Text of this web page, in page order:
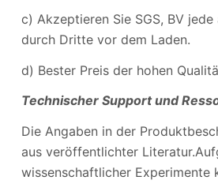
c) Akzeptieren Sie SGS, BV
durch Dritte vor dem Laden.
d) Bester Preis der hohen
Technischer Support und
Die Angaben in der
aus veröffentlichter
wissenschaftlicher Experimente